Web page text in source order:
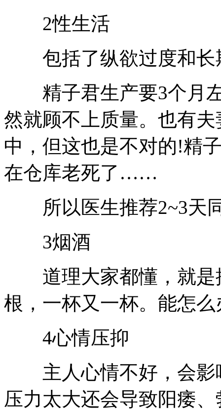
2性生活
包括了纵欲过度和长
精子君生产要3个月左
然就顾不上质量。也有
中，但这也是不对的!精
在仓库老死了……
所以医生推荐2~3天
3烟酒
道理大家都懂，就是
根，一杯又一杯。能怎么
4心情压抑
主人心情不好，会影
压力太大还会导致阳痿